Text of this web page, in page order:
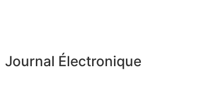
Journal Électronique